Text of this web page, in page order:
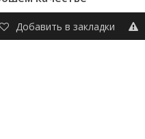
Добавить в закладки